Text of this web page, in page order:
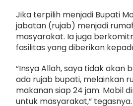
Jika terpilih menjadi Bupati
jabatan (rujab) menjadi
masyarakat. Ia juga
fasilitas yang diberikan
“Insya Allah, saya tidak akan
ada rujab bupati, melainkan
makanan siap 24 jam. Mobil
untuk masyarakat,” tegasnya.